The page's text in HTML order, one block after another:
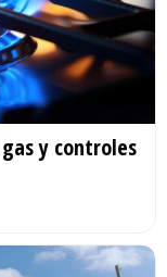
y controles